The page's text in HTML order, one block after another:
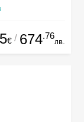
€ / 674.76
лв.